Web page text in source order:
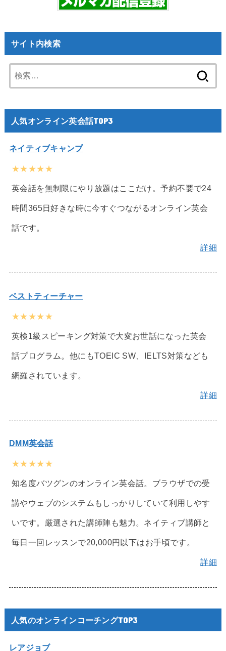
サイト内検索
索:
人気オンライン英会話TOP3
ネイティブキャンプ
★★★★★
英会話を無制限にやり放題はここだけ。予約不要で24
時間365日好きな時に今すぐつながるオンライン英会
話です。
詳細
ベストティーチャー
★★★★★
英検1級スピーキング対策で大変お世話になった英会
話プログラム。他にもTOEIC SW、IELTS対策なども
網羅されています。
詳細
DMM英会話
★★★★★
知名度バツグンのオンライン英会話。ブラウザでの受
講やウェブのシステムもしっかりしていて利用しやす
いです。厳選された講師陣も魅力。ネイティブ講師と
毎日一回レッスンで20,000円以下はお手頃です。
詳細
人気のオンラインコーチングTOP3
レアジョブ